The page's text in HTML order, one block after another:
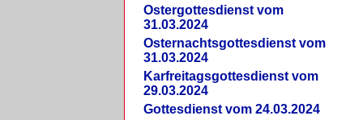
Ostergottesdienst vom
31.03.2024
Osternachtsgottesdienst vom
31.03.2024
Karfreitagsgottesdienst vom
29.03.2024
Gottesdienst vom 24.03.2024